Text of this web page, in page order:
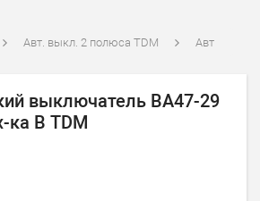
Авт. выкл. 2 полюса TDM Авт
выключатель ВА47-29
ка В TDM